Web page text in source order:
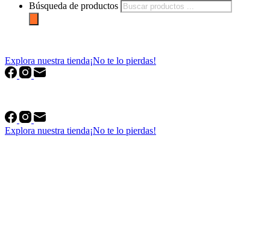
Búsqueda de productos
Explora nuestra tienda¡No te lo pierdas!
Explora nuestra tienda¡No te lo pierdas!